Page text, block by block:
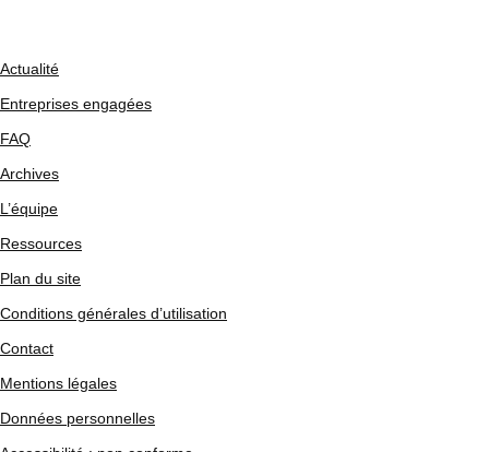
Actualité
Entreprises engagées
FAQ
Archives
L’équipe
Ressources
Plan du site
Conditions générales d’utilisation
Contact
Mentions légales
Données personnelles